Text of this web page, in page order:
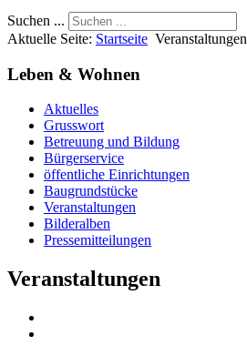
Suchen ...
Aktuelle Seite: Startseite Veranstaltungen
Leben & Wohnen
Aktuelles
Grusswort
Betreuung und Bildung
Bürgerservice
öffentliche Einrichtungen
Baugrundstücke
Veranstaltungen
Bilderalben
Pressemitteilungen
Veranstaltungen